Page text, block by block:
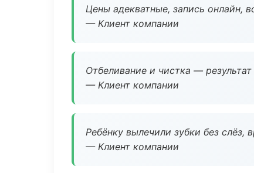
Цены адекватные, запись онлайн,
— Клиент компании
Отбеливание и чистка —
— Клиент компании
Ребёнку вылечили зубки без
— Клиент компании